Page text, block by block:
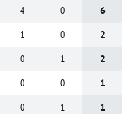
4 0 6
1 0 2
0 1 2
0 0 1
0 1 1